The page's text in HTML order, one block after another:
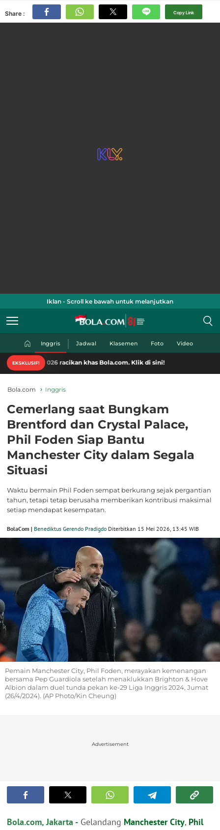
Share : Copy Link
Iklan - Scroll ke bawah untuk melanjutkan
Inggris Jadwal Klasemen Foto Video
EKSKLUSIF!
racikan khas Bola.com. Klik di sini!
Bola.com Inggris
Cemerlang saat Bungkam
Brentford dan Crystal Palace,
Phil Foden Siap Bantu
Manchester City dalam Segala
Situasi
Waktu bermain Phil Foden sempat berkurang sejak pergantian
tahun, tetapi tetap berusaha memberikan kontribusi maksimal
setiap mendapat kesempatan.
BolaCom | Benediktus Gerendo Pradigdo Diterbitkan 15 Mei 2026, 13:45 WIB
Pemain Manchester City, Phil Foden, merayakan kemenangan
bersama Pep Guardiola setelah menaklukkan Brighton & Hove
Albion dalam duel tunda pekan ke-29 Liga Inggris 2024, Jumat
(26/4/2024). (AP Photo/Kin Cheung)
Advertisement
Bola.com, Jakarta - Gelandang Manchester City, Phil